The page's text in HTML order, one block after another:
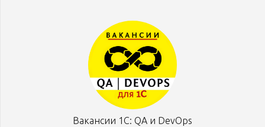
Вакансии 1С: QA и DevOps